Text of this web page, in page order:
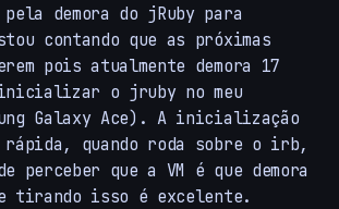
demora do jRuby para
contando que as próximas
pois atualmente demora 17
inicializar o jruby no meu
Galaxy Ace). A inicialização
rápida, quando roda sobre o irb,
que a VM é que demora
tirando isso é excelente.